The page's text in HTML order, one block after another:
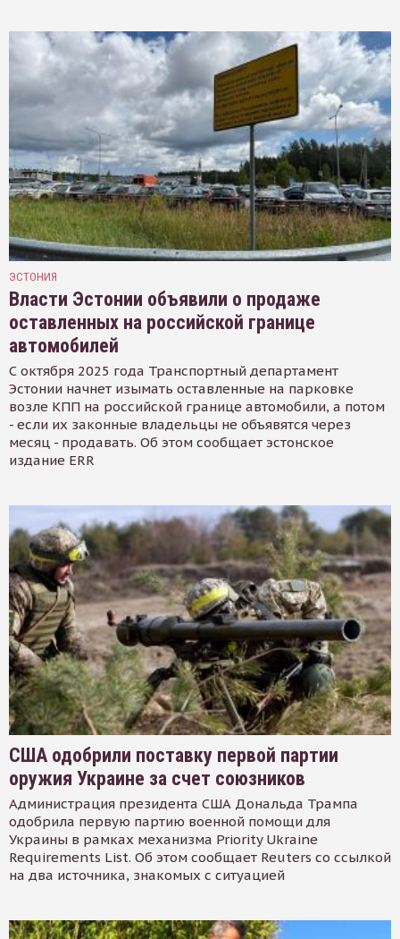
ЭСТОНИЯ
Власти Эстонии объявили о продаже
оставленных на российской границе
автомобилей
С октября 2025 года Транспортный департамент
Эстонии начнет изымать оставленные на парковке
возле КПП на российской границе автомобили, а потом
- если их законные владельцы не объявятся через
месяц - продавать. Об этом сообщает эстонское
издание ERR
США одобрили поставку первой партии
оружия Украине за счет союзников
Администрация президента США Дональда Трампа
одобрила первую партию военной помощи для
Украины в рамках механизма Priority Ukraine
Requirements List. Об этом сообщает Reuters со ссылкой
на два источника, знакомых с ситуацией